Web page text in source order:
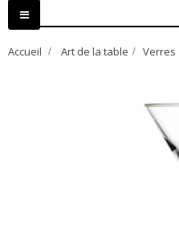
Basculer
la
Accueil > Art de la table > Verres